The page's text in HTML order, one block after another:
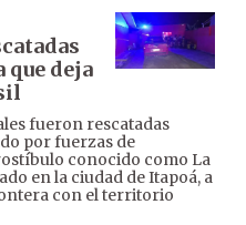
deja
fueron rescatadas
por fuerzas de
conocido como La
en la ciudad de Itapoá, a
con el territorio